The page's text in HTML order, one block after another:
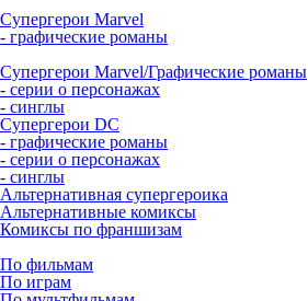
Супергерои Marvel
- графические романы
Супергерои Marvel/Графические романы
- серии о персонажах
- синглы
Супергерои DC
- графические романы
- серии о персонажах
- синглы
Альтернативная супергероика
Альтернативные комиксы
Комиксы по франшизам
По фильмам
По играм